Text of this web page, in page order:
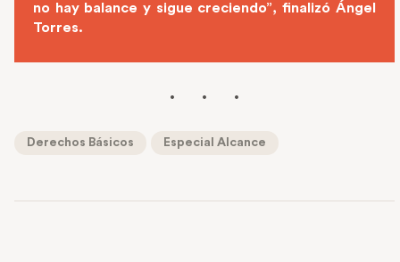
no hay balance y sigue creciendo”, finalizó Ángel
Torres.
Derechos Básicos Especial Alcance